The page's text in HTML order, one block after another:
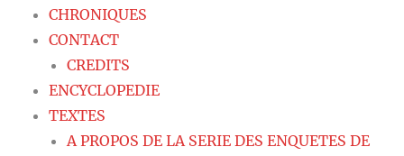
CHRONIQUES
CONTACT
CREDITS
ENCYCLOPEDIE
TEXTES
A PROPOS DE LA SERIE DES ENQUETES DE